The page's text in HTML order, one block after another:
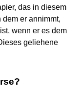
das in diesem
er annimmt,
wenn er es dem
geliehene